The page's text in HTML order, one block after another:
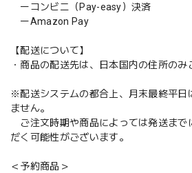
ーコンビニ（Pay-easy）決済
ーAmazon Pay
【配送について】
・商品の配送先は、日本国内の住所のみ
※配送システムの都合上、月末最終平日
ません。
ご注文時期や商品によっては発送まで
だく可能性がございます。
＜予約商品＞